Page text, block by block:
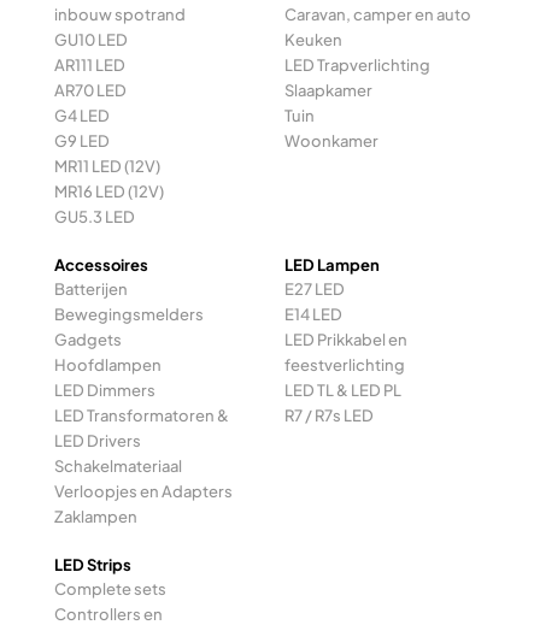
inbouw spotrand
GU10 LED
AR111 LED
AR70 LED
G4 LED
G9 LED
MR11 LED (12V)
MR16 LED (12V)
GU5.3 LED
Caravan, camper en auto
Keuken
LED Trapverlichting
Slaapkamer
Tuin
Woonkamer
Accessoires
Batterijen
Bewegingsmelders
Gadgets
Hoofdlampen
LED Dimmers
LED Transformatoren &
LED Drivers
Schakelmateriaal
Verloopjes en Adapters
Zaklampen
LED Lampen
E27 LED
E14 LED
LED Prikkabel en
feestverlichting
LED TL & LED PL
R7 / R7s LED
LED Strips
Complete sets
Controllers en